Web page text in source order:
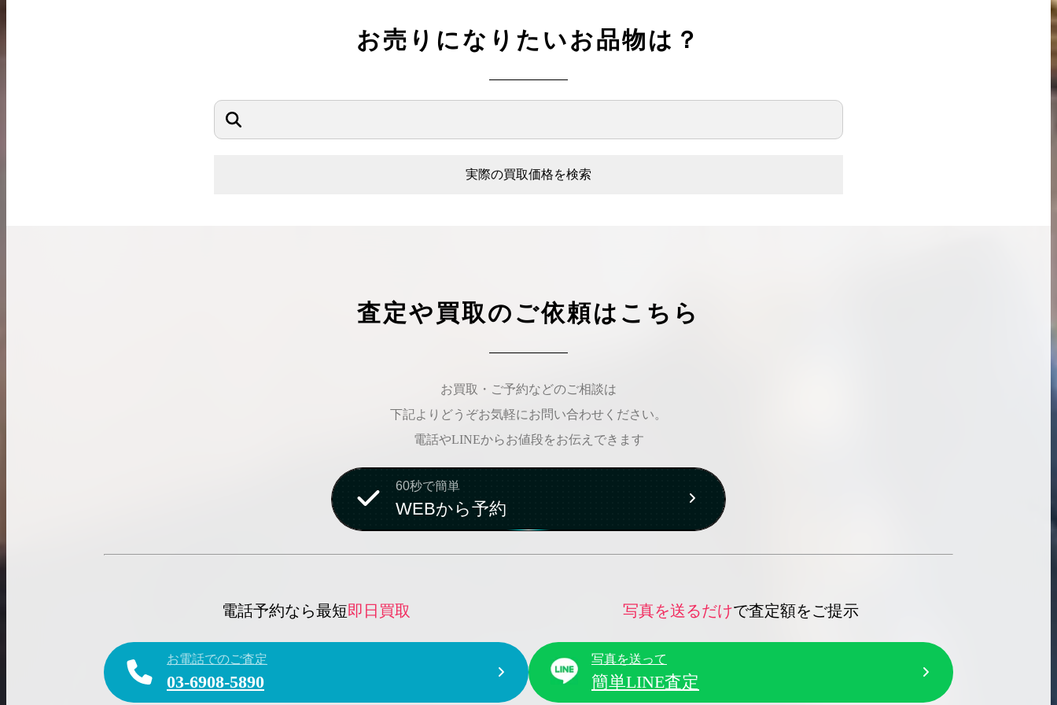
お売りになりたいお品物は？
実際の買取価格を検索
査定や買取のご依頼はこちら
お買取・ご予約などのご相談は
下記よりどうぞお気軽にお問い合わせください。
電話やLINEからお値段をお伝えできます
60秒で簡単
WEBから予約
電話予約なら最短即日買取
お電話でのご査定
03-6908-5890
写真を送るだけで査定額をご提示
写真を送って
簡単LINE査定